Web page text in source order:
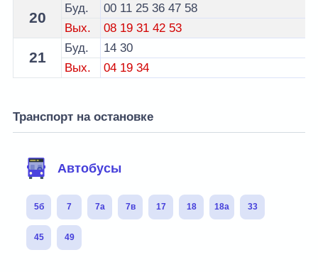
20
Буд. 00 11 25 36 47 58
Вых.
08 19 31 42 53
21
Буд. 14 30
Вых.
04 19 34
Транспорт на остановке
Автобусы
5б 7 7а 7в 17 18 18а 33
45 49